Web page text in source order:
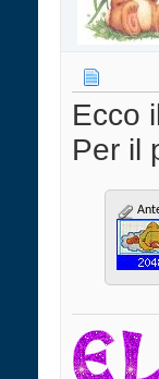
Ecco
Per il